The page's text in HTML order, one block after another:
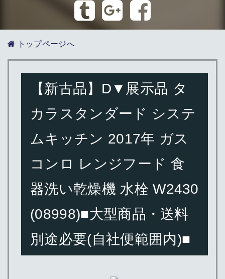
トップページへ
【新古品】D▼展示品 タ
カラスタンダード システ
ムキッチン 2017年 ガス
コンロ レンジフード 食
器洗い乾燥機 水栓 W2430
(08998)■大型商品・送料
別途必要(自社便範囲内)■